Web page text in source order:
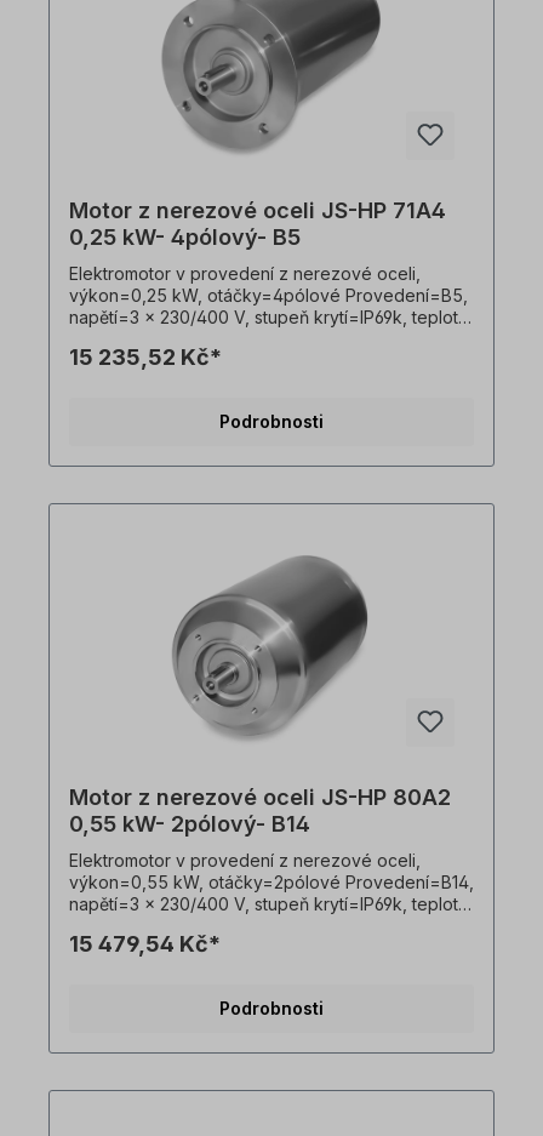
Motor z nerezové oceli JS-HP 71A4
0,25 kW- 4pólový- B5
Elektromotor v provedení z nerezové oceli,
výkon=0,25 kW, otáčky=4pólové Provedení=B5,
napětí=3 x 230/400 V, stupeň krytí=IP69k, teplotní
hygienický kabelový vývod, vhodný pro
provádět pouze kvalifikovaní pracovníci
výrobků jsou nezávazné příklady!
15 235,52 Kč*
Podrobnosti
Motor z nerezové oceli JS-HP 80A2
0,55 kW- 2pólový- B14
Elektromotor v provedení z nerezové oceli,
výkon=0,55 kW, otáčky=2pólové Provedení=B14,
napětí=3 x 230/400 V, stupeň krytí=IP69k, teplotní
hygienický kabelový vývod, vhodný pro
provádět pouze kvalifikovaní pracovníci
výrobků jsou nezávazné příklady!
15 479,54 Kč*
Podrobnosti